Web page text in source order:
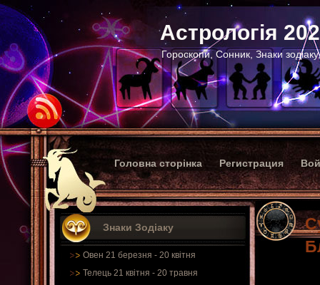
Астрологія
Гороскопи, Сонник, Знаки
Головна сторінка Регистрация
Знаки Зодіаку
Овен 21 березня - 20 квітня
Телець 21 квітня - 20 травня